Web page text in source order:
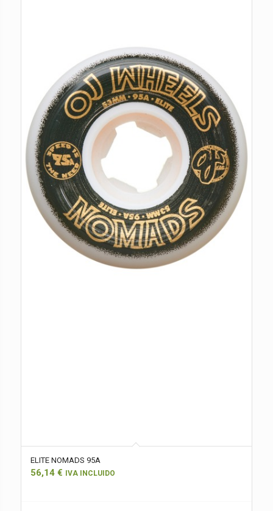
ELITE NOMADS 95A
56,14 € IVA INCLUIDO